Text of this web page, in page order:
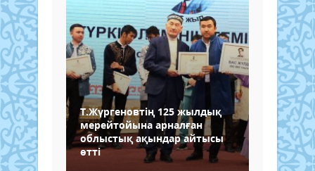
Т.Жүргеновтің 125 жылдық
мерейтойына арналған
облыстық ақындар айтысы
өтті